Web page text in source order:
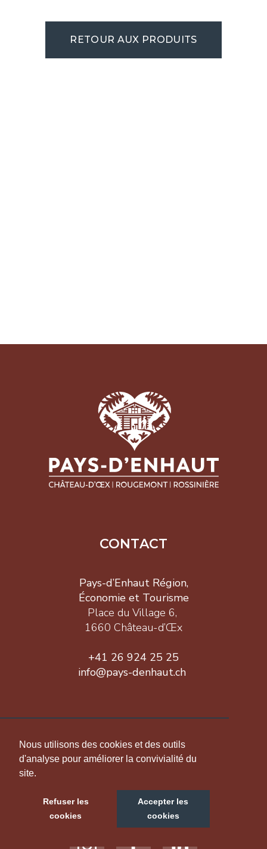
Nous utilisons des cookies et des outils
d'analyse pour améliorer la convivialité du
site.
Refuser les
cookies
Accepter les
cookies
RETOUR AUX PRODUITS
CONTACT
Pays-d’Enhaut Région,
Économie et Tourisme
Place du Village 6,
1660 Château-d’Œx
+41 26 924 25 25
info@pays-denhaut.ch
NOUS SUIVRE